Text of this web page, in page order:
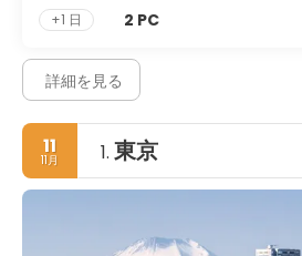
+1 日
2 PC
詳細を見る
11
11月 1. 東京